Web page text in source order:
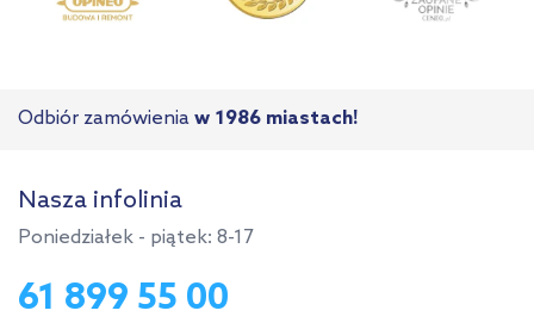
Odbiór zamówienia w 1986 miastach!
Nasza infolinia
Poniedziałek - piątek: 8-17
61 899 55 00